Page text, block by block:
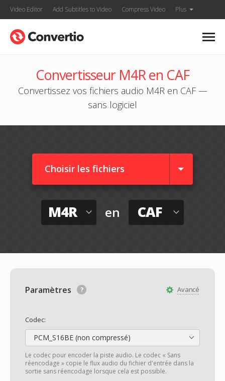
Video Editor Add Subtitles to Video Compress Video Plus
Convertisseur M4R en CAF
Convertissez vos fichiers audio M4R en CAF —
sans logiciel
Choisir les fichiers
M4R en CAF
Avancé
Paramètres
Codec:
PCM_S16BE (non compressé)
Le codec pour encoder la piste audio. Le codec « Sans
réencodage » copie le flux audio du fichier d'entrée dans la
sortie sans réencodage lorsque cela est possible.